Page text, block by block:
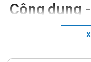
Công dụng
Lansomac
Công dụng: